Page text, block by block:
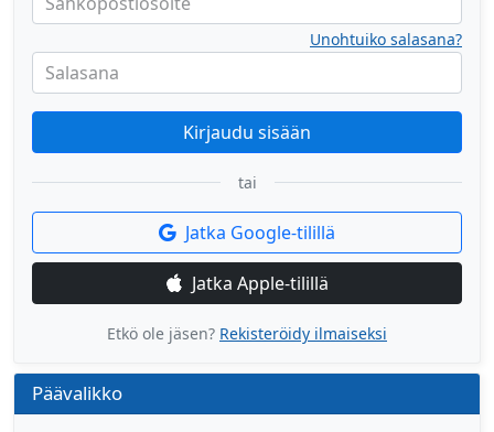
Salasana
Unohtuiko salasana?
Kirjaudu sisään
tai
Jatka Google-tilillä
Jatka Apple-tilillä
Etkö ole jäsen? Rekisteröidy ilmaiseksi
Päävalikko